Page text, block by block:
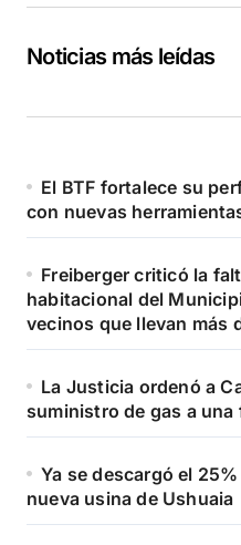
Noticias más leídas
El BTF fortalece su
con nuevas
Freiberger criticó la
habitacional del
vecinos que llevan más
La Justicia ordenó a
suministro de gas a una
Ya se descargó el
nueva usina de Ushuaia